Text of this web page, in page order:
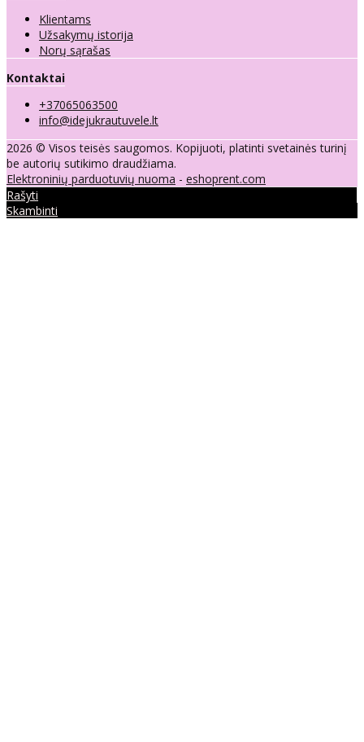
Klientams
Užsakymų istorija
Norų sąrašas
Kontaktai
+37065063500
info@idejukrautuvele.lt
2026 © Visos teisės saugomos. Kopijuoti, platinti svetainės turinį
be autorių sutikimo draudžiama.
Elektroninių parduotuvių nuoma - eshoprent.com
Rašyti
Skambinti